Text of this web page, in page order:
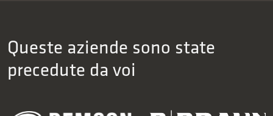
Queste aziende sono state
precedute da voi